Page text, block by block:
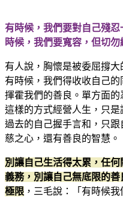
有時候，我們要對自己殘
時候，我們要寬容，但切
有人說，胸懷是被委屈撐
有時候，我們得收收自己
揮霍我們的善良。單方面
這樣的方式經營人生，只
過去的自己握手言和，只
慈之心，還有善良的智慧。
別讓自己生活得太累，任
義務，別讓自己無底限的
極限 ，三毛說：「有時候